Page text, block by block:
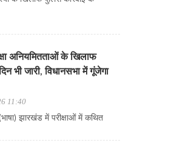
अनियमितताओं के खिलाफ
भी जारी, विधानसभा में गूंजेगा
11:40
झारखंड में परीक्षाओं में कथित